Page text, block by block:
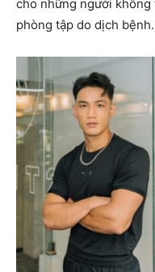
cho những người
phòng tập do dịch bệnh.